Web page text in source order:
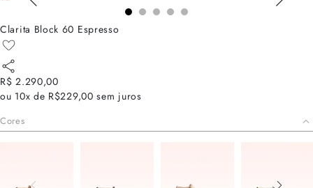
Clarita Block 60 Espresso
R$ 2.290,00
ou 10x de R$229,00 sem juros
Cores